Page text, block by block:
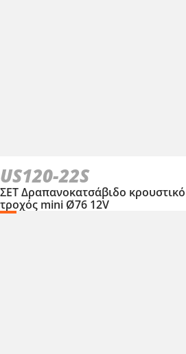
US120-22S
ΣΕΤ Δραπανοκατσάβιδο
τροχός mini Ø76 12V